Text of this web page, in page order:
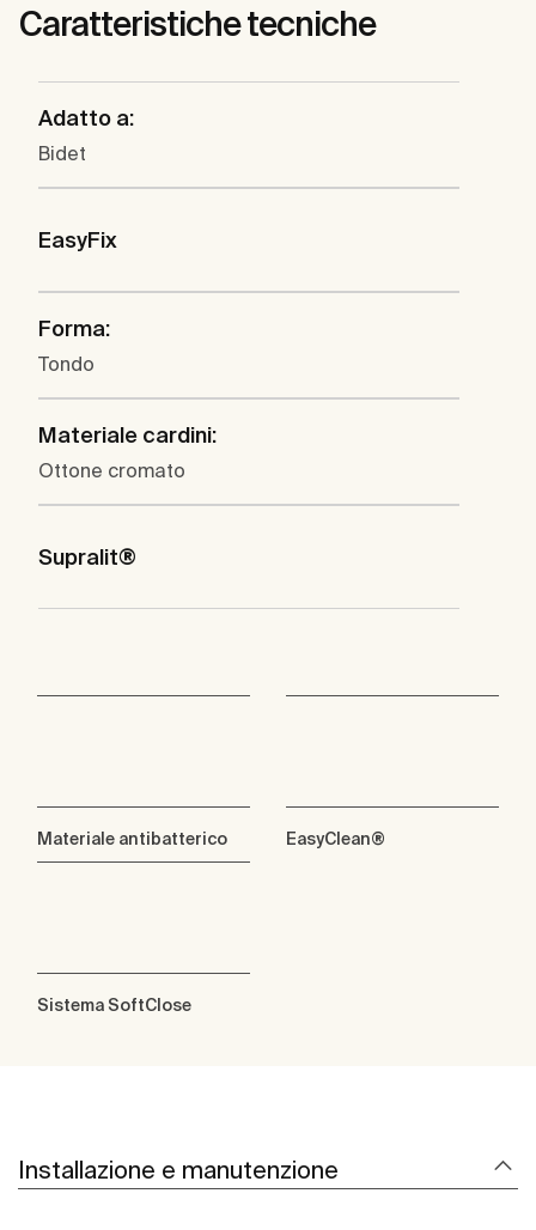
Caratteristiche tecniche
Adatto a:
Bidet
EasyFix
Forma:
Tondo
Materiale cardini:
Ottone cromato
Supralit®
Materiale antibatterico EasyClean®
Sistema SoftClose
Installazione e manutenzione